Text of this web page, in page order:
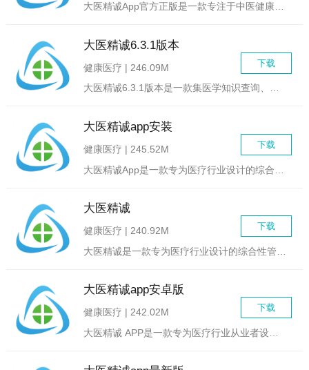
大医精诚App官方正版是一款专注于中医健康管理与学习的移动应...
大医精诚6.3.1版本
下载
健康医疗 | 246.09M
大医精诚6.3.1版本是一款集医学知识查询、临床辅助决策、医...
大医精诚app安装
下载
健康医疗 | 245.52M
大医精诚
下载
健康医疗 | 240.92M
大医精诚app安卓版
下载
健康医疗 | 242.02M